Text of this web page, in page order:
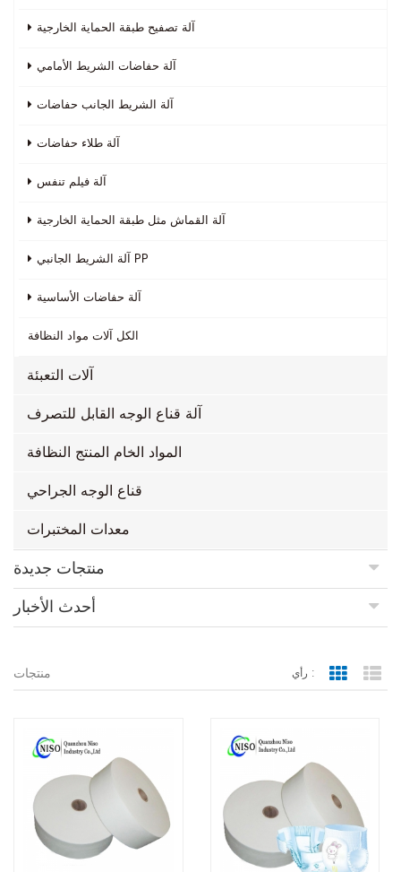
آلة تصفيح طبقة الحماية الخارجية
آلة حفاضات الشريط الأمامي
آلة الشريط الجانب حفاضات
آلة طلاء حفاضات
آلة فيلم تنفس
آلة القماش مثل طبقة الحماية الخارجية
آلة الشريط الجانبي PP
آلة حفاضات الأساسية
الكل آلات مواد النظافة
آلات التعبئة
آلة قناع الوجه القابل للتصرف
المواد الخام المنتج النظافة
قناع الوجه الجراحي
معدات المختبرات
منتجات جديدة
أحدث الأخبار
منتجات رأي : Grid View